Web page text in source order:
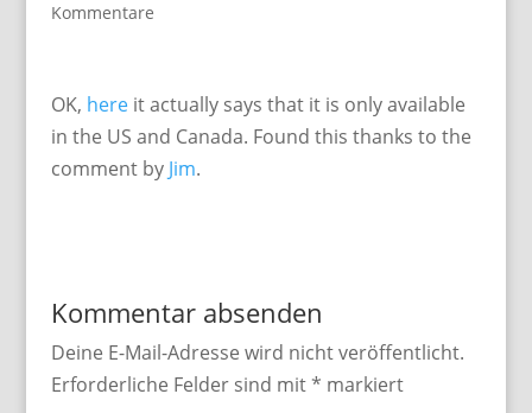
Kommentare
OK, hereit actually says that it is only available
in the US and Canada. Found this thanks to the
comment by Jim.
Kommentar absenden
Deine E-Mail-Adresse wird nicht veröffentlicht.
Erforderliche Felder sind mit* markiert